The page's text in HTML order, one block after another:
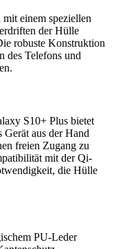
einem speziellen
der Hülle
robuste Konstruktion
des Telefons und
S10+ Plus bietet
Gerät aus der Hand
freien Zugang zu
mit der Qi-
die Hülle
PU-Leder